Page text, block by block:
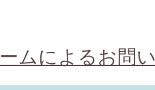
ムによるお問